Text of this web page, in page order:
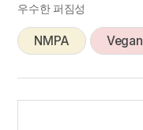
우수한 퍼짐성
NMPA Vegan